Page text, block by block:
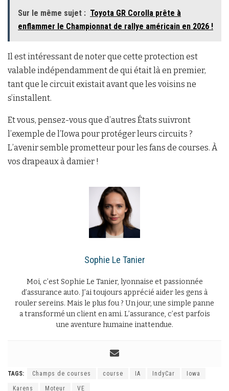
Sur le même sujet : Toyota GR Corolla prête à
enflammer le Championnat de rallye américain en 2026 !
Il est intéressant de noter que cette protection est
valable indépendamment de qui était là en premier,
tant que le circuit existait avant que les voisins ne
s’installent.
Et vous, pensez-vous que d’autres États suivront
l’exemple de l’Iowa pour protéger leurs circuits ?
L’avenir semble prometteur pour les fans de courses. À
vos drapeaux à damier !
Sophie Le Tanier
Moi, c’est Sophie Le Tanier, lyonnaise et passionnée
d’assurance auto. J’ai toujours apprécié aider les gens à
rouler sereins. Mais le plus fou ? Un jour, une simple panne
a transformé un client en ami. L’assurance, c’est parfois
une aventure humaine inattendue.
TAGS: Champs de courses course IA IndyCar Iowa
Karens Moteur VE